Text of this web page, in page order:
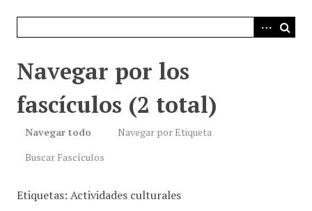
Navegar por los
fascículos (2 total)
Navegar todo
Navegar por Etiqueta
Buscar Fascículos
Etiquetas: Actividades culturales